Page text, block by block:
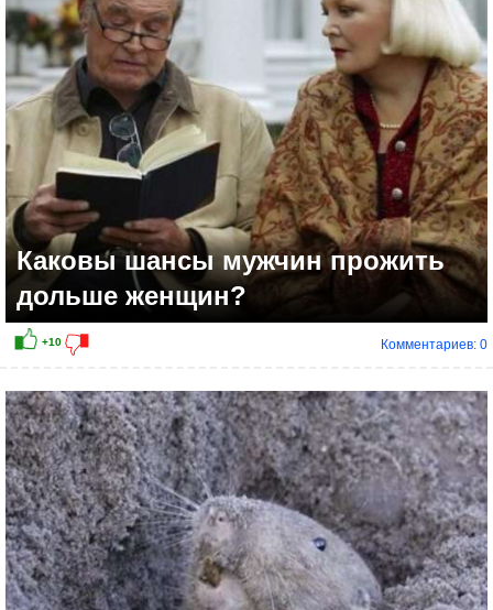
+7
Каковы шансы мужчин прожить
дольше женщин?
Комментариев: 0